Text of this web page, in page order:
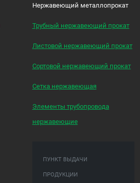
Нержавеющий металлопрокат
Трубный нержавеющий прокат
Листовой нержавеющий прокат
Сортовой нержавеющий прокат
Сетка нержавеющая
Элементы трубопровода
нержавеющие
ПУНКТ ВЫДАЧИ
ПРОДУКЦИИ